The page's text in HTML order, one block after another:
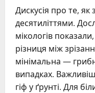
Дискусія про те, як
десятиліттями.
мікологів
різниця між
мінімальна —
випадках.
гіф у ґрунті. Для